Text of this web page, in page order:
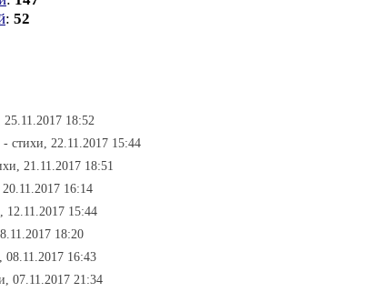
: 52
25.11.2017 18:52
- стихи, 22.11.2017 15:44
21.11.2017 18:51
16:14
12.11.2017 15:44
18:20
08.11.2017 16:43
07.11.2017 21:34